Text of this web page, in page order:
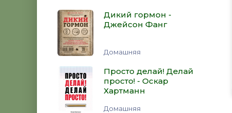
Дикий гормон -
Джейсон Фанг
Домашняя
Просто делай! Делай
просто! - Оскар
Хартманн
Домашняя